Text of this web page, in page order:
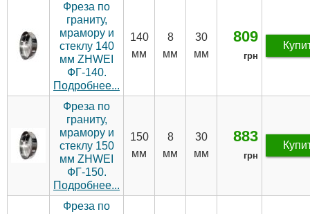
Фреза по
граниту,
мрамору и
стеклу 140
мм ZHWEI
ФГ-140.
Подробнее...
140
мм
8
мм
30
мм
809
грн
Фреза по
граниту,
мрамору и
стеклу 150
мм ZHWEI
ФГ-150.
Подробнее...
150
мм
8
мм
30
мм
883
грн
Фреза по